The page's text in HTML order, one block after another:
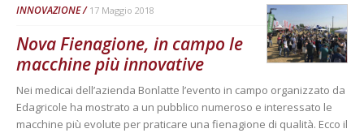
INNOVAZIONE 17 Maggio 2018
Nova Fienagione, in campo le
macchine più innovative
Nei medicai dell’azienda Bonlatte l’evento in campo organizzato da
Edagricole ha mostrato a un pubblico numeroso e interessato le
macchine più evolute per praticare una fienagione di qualità. Ecco il